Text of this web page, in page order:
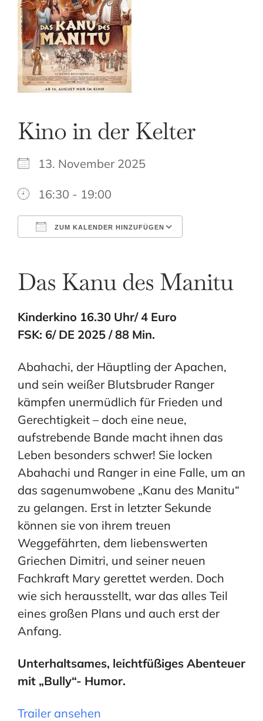
Kino in der Kelter
13. November 2025
16:30 - 19:00
ZUM KALENDER HINZUFÜGEN
Das Kanu des Manitu
Kinderkino 16.30 Uhr/ 4 Euro
FSK: 6/ DE 2025 / 88 Min.
Abahachi, der Häuptling der Apachen,
und sein weißer Blutsbruder Ranger
kämpfen unermüdlich für Frieden und
Gerechtigkeit – doch eine neue,
aufstrebende Bande macht ihnen das
Leben besonders schwer! Sie locken
Abahachi und Ranger in eine Falle, um an
das sagenumwobene „Kanu des Manitu“
zu gelangen. Erst in letzter Sekunde
können sie von ihrem treuen
Weggefährten, dem liebenswerten
Griechen Dimitri, und seiner neuen
Fachkraft Mary gerettet werden. Doch
wie sich herausstellt, war das alles Teil
eines großen Plans und auch erst der
Anfang.
Unterhaltsames, leichtfüßiges Abenteuer
mit „Bully“- Humor.
Trailer ansehen